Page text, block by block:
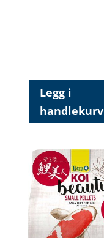
Legg i
handlekurv